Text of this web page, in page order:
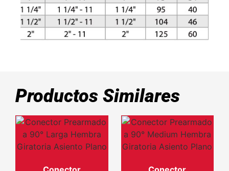
Productos Similares